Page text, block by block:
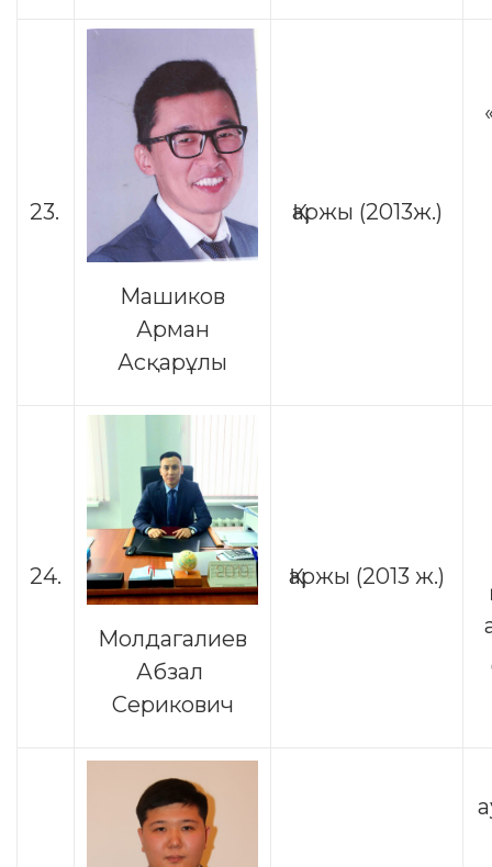
23.
Машиков
Арман
Асқарұлы
Қаржы (2013ж.)
24.
Молдагалиев
Абзал
Серикович
Қаржы (2013 ж.)